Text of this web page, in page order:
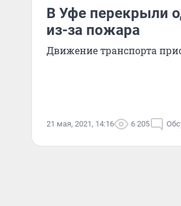
В Уфе перекрыли
из-за пожара
Движение транспорта
21 мая, 2021, 14:16 6 205